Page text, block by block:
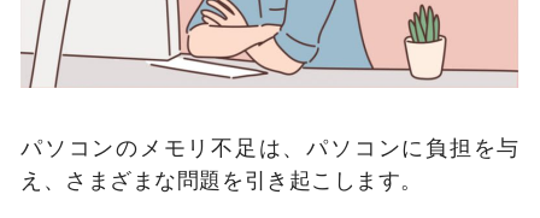
パソコンのメモリ不足は、パソコンに負担を与
え、さまざまな問題を引き起こします。